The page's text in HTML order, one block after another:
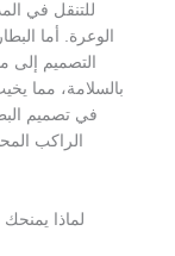
للتنقل في
الوعرة. أما
التصميم إلى
بالسلامة، مما
في تصميم
الراكب
لماذا